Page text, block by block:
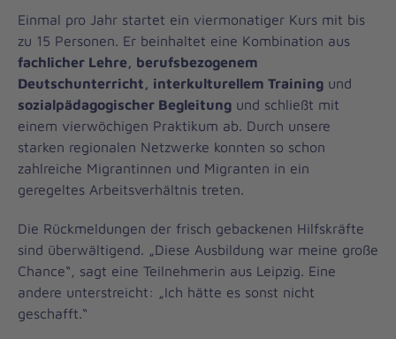
Einmal pro Jahr startet ein viermonatiger Kurs mit bis
zu 15 Personen. Er beinhaltet eine Kombination aus
fachlicher Lehre, berufsbezogenem
Deutschunterricht, interkulturellem Training und
sozialpädagogischer Begleitung und schließt mit
einem vierwöchigen Praktikum ab. Durch unsere
starken regionalen Netzwerke konnten so schon
zahlreiche Migrantinnen und Migranten in ein
geregeltes Arbeitsverhältnis treten.
Die Rückmeldungen der frisch gebackenen Hilfskräfte
sind überwältigend. „Diese Ausbildung war meine große
Chance“, sagt eine Teilnehmerin aus Leipzig. Eine
andere unterstreicht: „Ich hätte es sonst nicht
geschafft.“